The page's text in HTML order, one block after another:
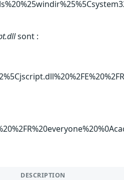
sont :
DESCRIPTION